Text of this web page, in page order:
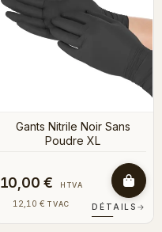
Gants Nitrile Noir Sans
Poudre XL
10,00 € HTVA
12,10 € TVAC DÉTAILS →